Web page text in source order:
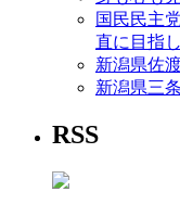
国民民主
直に目指
新潟県佐
新潟県三
RSS